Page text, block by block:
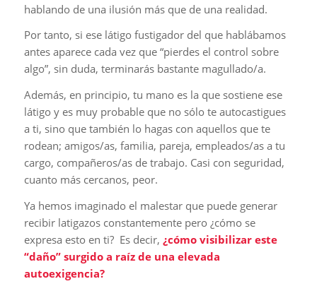
hablando de una ilusión más que de una realidad.
Por tanto, si ese látigo fustigador del que hablábamos
antes aparece cada vez que “pierdes el control sobre
algo”, sin duda, terminarás bastante magullado/a.
Además, en principio, tu mano es la que sostiene ese
látigo y es muy probable que no sólo te autocastigues
a ti, sino que también lo hagas con aquellos que te
rodean; amigos/as, familia, pareja, empleados/as a tu
cargo, compañeros/as de trabajo. Casi con seguridad,
cuanto más cercanos, peor.
Ya hemos imaginado el malestar que puede generar
recibir latigazos constantemente pero ¿cómo se
expresa esto en ti? Es decir, ¿cómo visibilizar este
“daño” surgido a raíz de una elevada
autoexigencia?